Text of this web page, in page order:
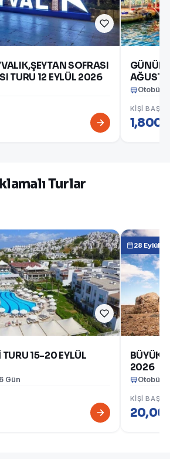
SOFRASI
ve CUNDA ADASI TURU 12 EYLÜL 2026
Otobüs
KIŞI BAŞI
1,800
Turlar
15-20 EYLÜL
Gün
28 Eylül
BÜYÜK
2026
Otobüs
KIŞI BAŞI